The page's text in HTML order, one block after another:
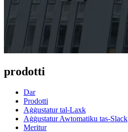
prodotti
Dar
Prodotti
Aġġustatur tal-Laxk
Aġġustatur Awtomatiku tas-Slack
Meritur